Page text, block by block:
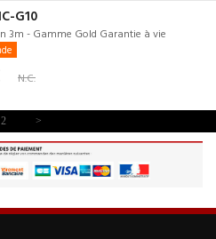
G10
3m - Gamme Gold Garantie à vie
N.C.
2 >